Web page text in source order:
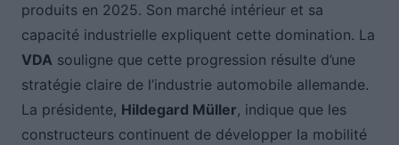
produits en 2025. Son marché intérieur et sa
capacité industrielle expliquent cette domination. La
VDAsouligne que cette progression résulte d’une
stratégie claire de l’industrie automobile allemande.
La présidente, Hildegard Müller, indique que les
constructeurs continuent de développer la mobilité